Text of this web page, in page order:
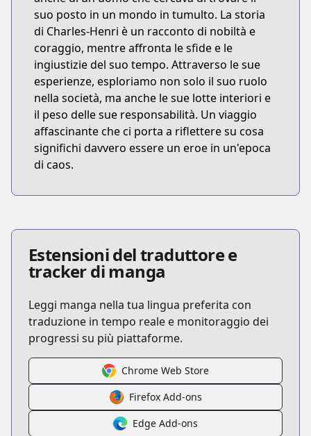
suo posto in un mondo in tumulto. La storia
di Charles-Henri è un racconto di nobiltà e
coraggio, mentre affronta le sfide e le
ingiustizie del suo tempo. Attraverso le sue
esperienze, esploriamo non solo il suo ruolo
nella società, ma anche le sue lotte interiori e
il peso delle sue responsabilità. Un viaggio
affascinante che ci porta a riflettere su cosa
significhi davvero essere un eroe in un'epoca
di caos.
Estensioni del traduttore e
tracker di manga
Leggi manga nella tua lingua preferita con
traduzione in tempo reale e monitoraggio dei
progressi su più piattaforme.
Chrome Web Store
Firefox Add-ons
Edge Add-ons